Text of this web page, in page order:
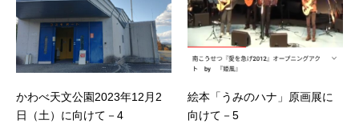
かわべ天文公園2023年12月2
日（土）に向けて－4
絵本「うみのハナ」原画展に
向けて－5